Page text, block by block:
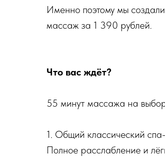
Именно поэтому мы
массаж за 1 390 рублей.
Что вас ждёт?
55 минут массажа на
1. Общий классический
Полное расслабление и